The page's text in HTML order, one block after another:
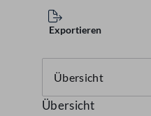
Exportieren
Übersicht